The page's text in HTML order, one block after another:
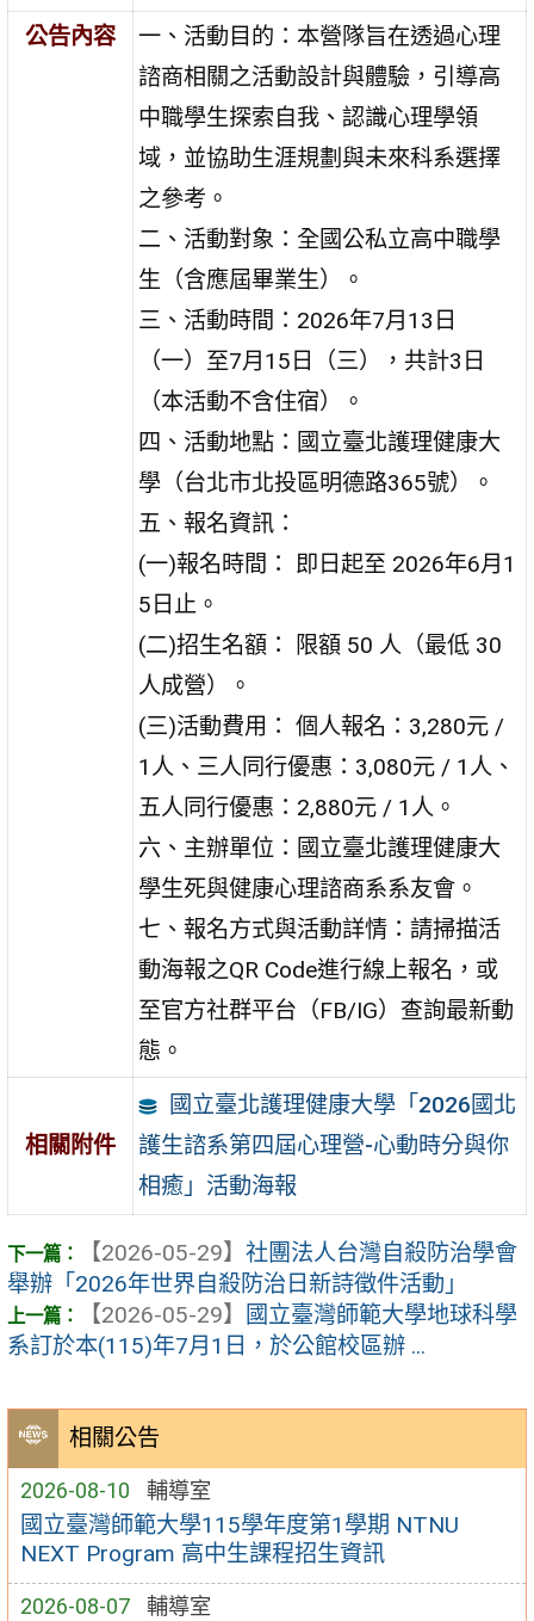
相關公告
2026-08-10 輔導室
國立臺灣師範大學115學年度第1學期 NTNU
NEXT Program 高中生課程招生資訊
2026-08-07 輔導室
公告內容
一、活動目的：本營隊旨在透過心理
諮商相關之活動設計與體驗，引導高
中職學生探索自我、認識心理學領
域，並協助生涯規劃與未來科系選擇
之參考。
二、活動對象：全國公私立高中職學
生（含應屆畢業生）。
三、活動時間：2026年7月13日
（一）至7月15日（三），共計3日
（本活動不含住宿）。
四、活動地點：國立臺北護理健康大
學（台北市北投區明德路365號）。
五、報名資訊：
(一)報名時間： 即日起至 2026年6月1
5日止。
(二)招生名額： 限額 50 人（最低 30
人成營）。
(三)活動費用： 個人報名：3,280元 /
1人、三人同行優惠：3,080元 / 1人、
五人同行優惠：2,880元 / 1人。
六、主辦單位：國立臺北護理健康大
學生死與健康心理諮商系系友會。
七、報名方式與活動詳情：請掃描活
動海報之QR Code進行線上報名，或
至官方社群平台（FB/IG）查詢最新動
態。
相關附件
國立臺北護理健康大學「2026國北
護生諮系第四屆心理營-心動時分與你
相癒」活動海報
【2026-05-29】 社團法人台灣自殺防治學會
舉辦「2026年世界自殺防治日新詩徵件活動」
【2026-05-29】
國立臺灣師範大學地球科學
系訂於本(115)年7月1日，於公館校區辦 ...